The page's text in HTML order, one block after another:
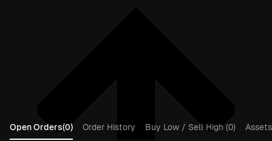
Open Orders(0) Order History Buy Low / Sell High (0)
Assets